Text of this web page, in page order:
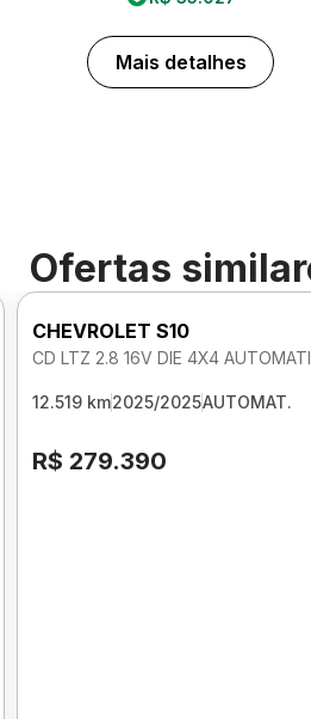
Mais detalhes
Ofertas
CHEVROLET S10
CD LTZ 2.8 16V DIE 4X4
12.519 km2025/2025AUTOMAT.
R$ 279.390